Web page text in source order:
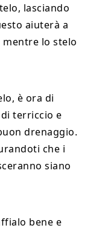
lasciando
aiuterà a
mentre lo stelo
è ora di
terriccio e
drenaggio.
che i
siano
bene e